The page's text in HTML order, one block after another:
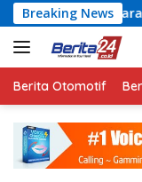
Langsung
ke
konten
Breaking News
Lampung Jadi
Berita Otomotif